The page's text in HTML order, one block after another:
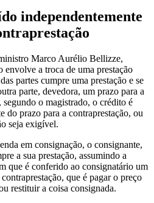
independentemente
Marco Aurélio Bellizze,
a troca de uma prestação
partes cumpre uma prestação e se
parte, devedora, um prazo para a
segundo o magistrado, o crédito é
do prazo para a contraprestação, ou
seja exigível.
em consignação, o consignante,
a sua prestação, assumindo a
que é conferido ao consignatário um
que é pagar o preço
restituir a coisa consignada.